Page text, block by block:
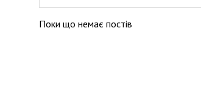
Поки що немає постів